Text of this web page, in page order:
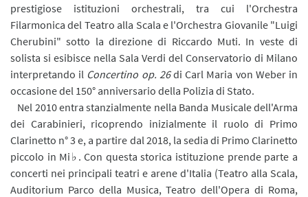
prestigiose istituzioni orchestrali, tra cui l'Orchestra
Filarmonica del Teatro alla Scala e l'Orchestra Giovanile "Luigi
Cherubini" sotto la direzione di Riccardo Muti. In veste di
solista si esibisce nella Sala Verdi del Conservatorio di Milano
interpretando il Concertino op. 26di Carl Maria von Weber in
occasione del 150° anniversario della Polizia di Stato.
Nel 2010 entra stanzialmente nella Banda Musicale dell'Arma
dei Carabinieri, ricoprendo inizialmente il ruolo di Primo
Clarinetto n° 3 e, a partire dal 2018, la sedia di Primo Clarinetto
piccolo in Mi♭. Con questa storica istituzione prende parte a
concerti nei principali teatri e arene d'Italia (Teatro alla Scala,
Auditorium Parco della Musica, Teatro dell'Opera di Roma,